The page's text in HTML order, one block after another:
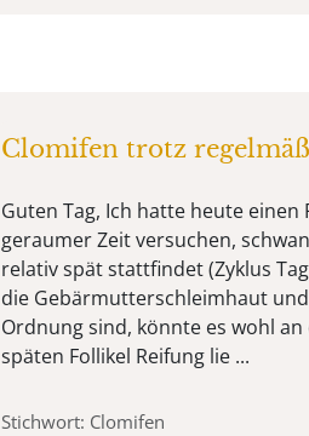
Clomifen trotz
Guten Tag, Ich hatte heute
geraumer Zeit versuchen,
relativ spät stattfindet (Zyklus
die Gebärmutterschleimhaut
Ordnung sind, könnte es wohl
späten Follikel Reifung lie ...
Stichwort: Clomifen